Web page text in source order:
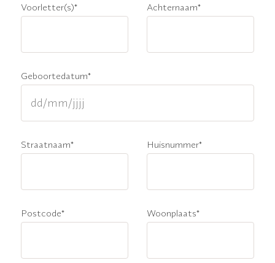
Voorletter(s)* Achternaam*
Geboortedatum*
Straatnaam* Huisnummer*
Postcode* Woonplaats*